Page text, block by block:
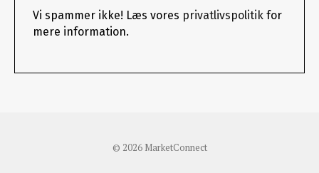
Vi spammer ikke! Læs vores privatlivspolitik for
mere information.
© 2026 MarketConnect